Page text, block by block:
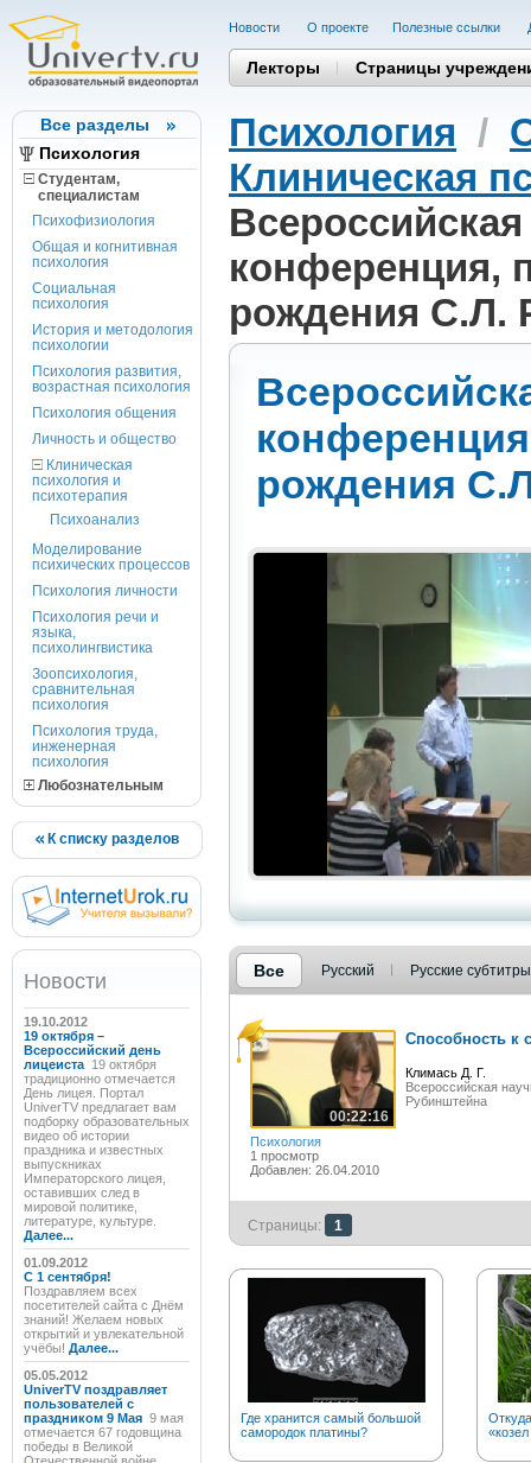
Все разделы
Психология
Студентам,
cпециалистам
Психофизиология
Общая и когнитивная
психология
Социальная
психология
История и методология
психологии
Психология развития,
возрастная психология
Психология общения
Личность и общество
Клиническая
психология и
психотерапия
Психоанализ
Моделирование
психических процессов
Психология личности
Психология речи и
языка,
психолингвистика
Зоопсихология,
сравнительная
психология
Психология труда,
инженерная
психология
Любознательным
К списку разделов
Новости
19.10.2012
19 октября –
Всероссийский день
лицеиста 19 октября
традиционно отмечается
День лицея. Портал
UniverTV предлагает вам
подборку образовательных
видео об истории
праздника и известных
выпускниках
Императорского лицея,
оставивших след в
мировой политике,
литературе, культуре.
Далее...
01.09.2012
C 1 сентября!
Поздравляем всех
посетителей сайта с Днём
знаний! Желаем новых
открытий и увлекательной
учёбы! Далее...
05.05.2012
UniverTV поздравляет
пользователей с
праздником 9 Мая 9 мая
отмечается 67 годовщина
победы в Великой
Новости О проекте Полезные cсылки
Лекторы Страницы
Психология /
Клиническая
конференция,
рождения С.Л.
рождения
Все Русский Русские субтитры
00:22:16
Психология
1 просмотр
Добавлен: 26.04.2010
Способность к
Климась Д. Г.
Всероссийская
Рубинштейна
Страницы: 1
Где хранится самый большой
самородок платины?